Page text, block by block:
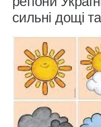
сильні дощі